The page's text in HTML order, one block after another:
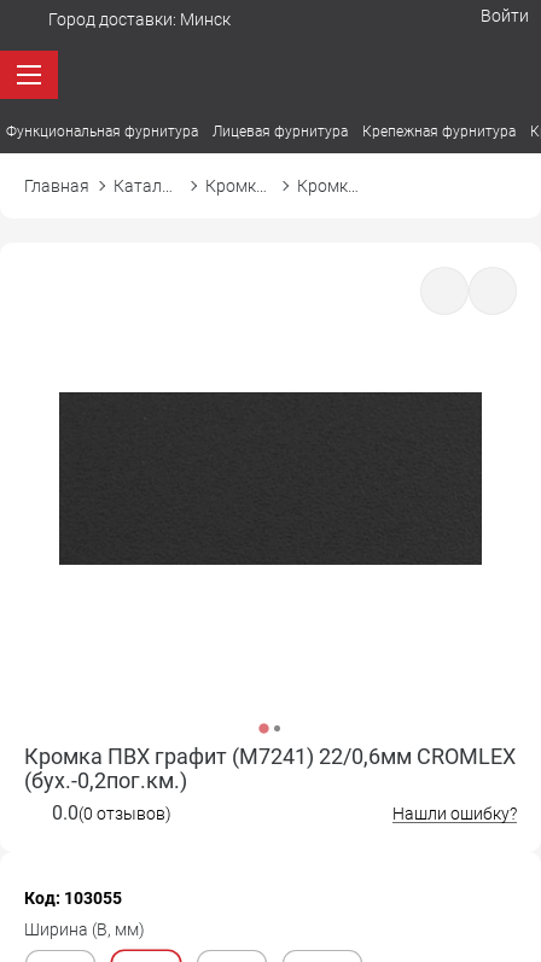
Город доставки: Минск Войти
Функциональная фурнитура Лицевая фурнитура Крепежная фурнитура
Главная
Кромка ПВХ графит (M7241) 22/0,6мм CROMLEX
(бух.-0,2пог.км.)
0.0(0 отзывов) Нашли ошибку?
Код: 103055
Ширина (B, мм)